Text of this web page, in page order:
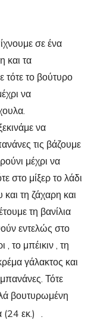
σε ένα
και τα
τότε το βούτυρο
να
να
τις βάζουμε
μέχρι να
στο μίξερ το λάδι
τη ζάχαρη και
τη βανίλια
εντελώς στο
το μπέικιν , τη
γάλακτος και
Τότε
βουτυρωμένη
(24 εκ.) .